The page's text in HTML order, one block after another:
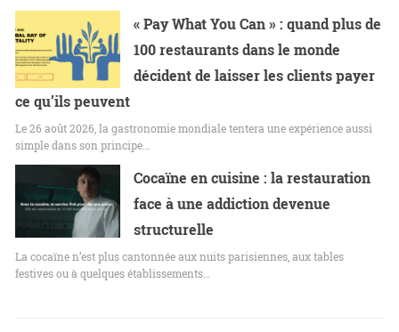
« Pay What You Can » : quand plus de
100 restaurants dans le monde
décident de laisser les clients payer
ce qu’ils peuvent
Le 26 août 2026, la gastronomie mondiale tentera une expérience aussi
simple dans son principe…
Cocaïne en cuisine : la restauration
face à une addiction devenue
structurelle
La cocaïne n’est plus cantonnée aux nuits parisiennes, aux tables
festives ou à quelques établissements…